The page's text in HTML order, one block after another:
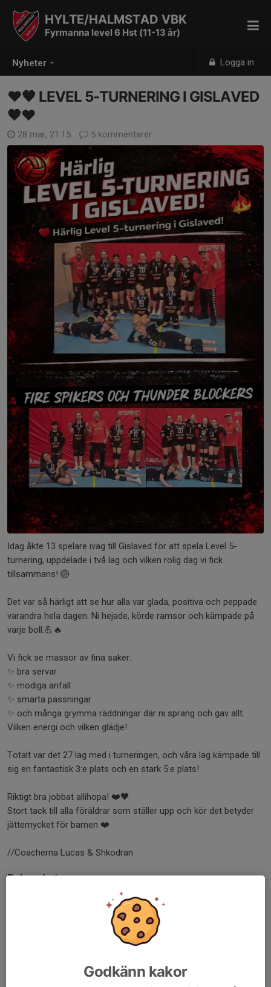
Nyheter Logga in
HYLTE/HALMSTAD VBK
Fyrmanna level 6 Hst (11-13 år)
❤️🖤 LEVEL 5-TURNERING I GISLAVED
🖤❤️
28 mar, 21:15 5 kommentarer
Idag åkte 13 spelare iväg till Gislaved för att spela Level 5-
turnering, uppdelade i två lag och vilken rolig dag vi fick
tillsammans! 🏐
Det var så härligt att se hur alla var glada, positiva och peppade
varandra hela dagen. Ni hejade, körde ramsor och kämpade på
varje boll.💪🔥
Vi fick se massor av fina saker:
✨ bra servar
✨ modiga anfall
✨ smarta passningar
✨ och många grymma räddningar där ni sprang och gav allt.
Vilken energi och vilken glädje!
Totalt var det 27 lag med i turneringen, och våra lag kämpade till
sig en fantastisk 3:e plats och en stark 5:e plats!
Riktigt bra jobbat allihopa! ❤️🖤
Stort tack till alla föräldrar som ställer upp och kör det betyder
jättemycket för barnen ❤️
//Coacherna Lucas & Shkodran
Dela nyhet
Visa alla kommentarer (5)...
Tack till er tränare/ledare som ser till att våra barn får
Godkänn kakor